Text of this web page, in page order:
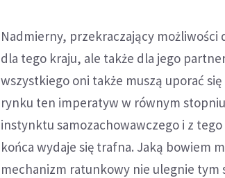
Nadmierny, przekraczający możliwości
dla tego kraju, ale także dla jego
wszystkiego oni także muszą uporać
rynku ten imperatyw w równym
instynktu samozachowawczego i z
końca wydaje się trafna. Jaką bowiem
mechanizm ratunkowy nie ulegnie